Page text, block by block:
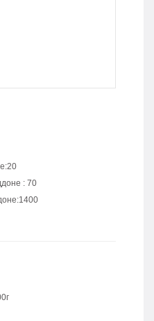
в коробе:20
: 70